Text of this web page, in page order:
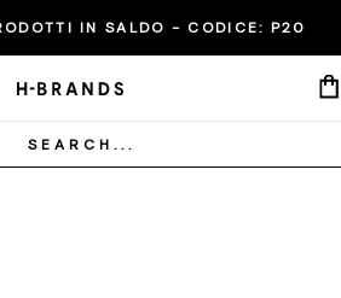
IN SALDO - CODICE: P20